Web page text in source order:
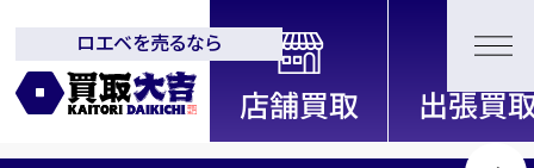
全国2200店舗以上展開中！
信頼と実績の買取専門店「買取大
吉」
ロエベを売るなら